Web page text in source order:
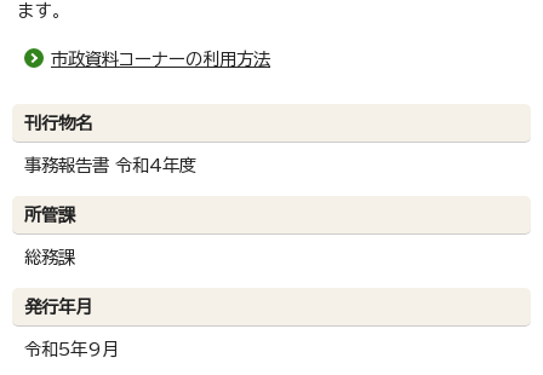
ます。
市政資料コーナーの利用方法
刊行物名
事務報告書 令和4年度
所管課
総務課
発行年月
令和5年9月